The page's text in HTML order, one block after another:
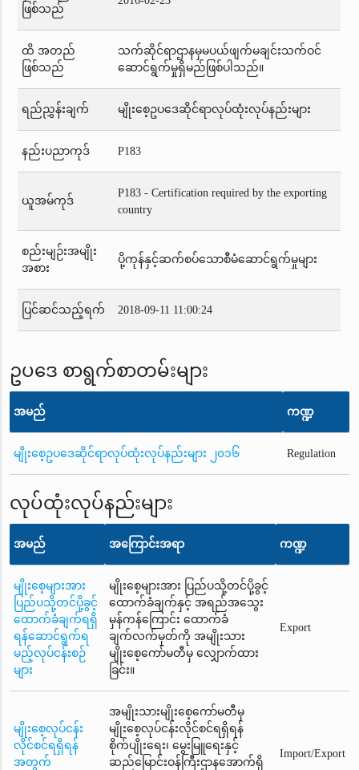
ဖြစ်သည်
ထိ အတည်
ဖြစ်သည်
သက်ဆိုင်ရာဌာနမှမပယ်ဖျက်မချင်းသက်ဝင်
ဆောင်ရွက်မှုရှိမည်ဖြစ်ပါသည်။
ရည်ညွှန်းချက် မျိုးစေ့ဥပဒေဆိုင်ရာလုပ်ထုံးလုပ်နည်းများ
နည်းပညာကုဒ် P183
ယူအမ်ကုဒ်
P183 - Certification required by the exporting
country
စည်းမျဉ်းအမျိုး
အစား
ပို့ကုန်နှင့်ဆက်စပ်သောစီမံဆောင်ရွက်မှုများ
ပြင်ဆင်သည့်ရက် 2018-09-11 11:00:24
ဥပဒေ စာရွက်စာတမ်းများ
အမည် ကဏ္ဍ
မျိုးစေ့ဥပဒေဆိုင်ရာလုပ်ထုံးလုပ်နည်းများ ၂၀၁၆ Regulation
လုပ်ထုံးလုပ်နည်းများ
အမည် အကြောင်းအရာ ကဏ္ဍ
မျိုးစေ့များအား
ပြည်ပသို့တင်ပို့ခွင့်
ထောက်ခံချက်ရရှိ
ရန်ဆောင်ရွက်ရ
မည့်လုပ်ငန်းစဉ်
များ
မျိုးစေ့များအား ပြည်ပသို့တင်ပို့ခွင့်
ထောက်ခံချက်နှင့် အရည်အသွေး
မှန်ကန်ကြောင်း ထောက်ခံ
ချက်လက်မှတ်ကို အမျိုးသား
မျိုးစေ့ကော်မတီမှ လျှောက်ထား
ခြင်း။
Export
မျိုးစေ့လုပ်ငန်း
လိုင်စင်ရရှိရန်
အတွက်
အမျိုးသားမျိုးစေ့ကော်မတီမှ
မျိုးစေ့လုပ်ငန်းလိုင်စင်ရရှိရန်
စိုက်ပျိုးရေး၊ မွေးမြူရေးနှင့်
ဆည်မြောင်းဝန်ကြီးဌာနအောက်ရှိ
Import/Export